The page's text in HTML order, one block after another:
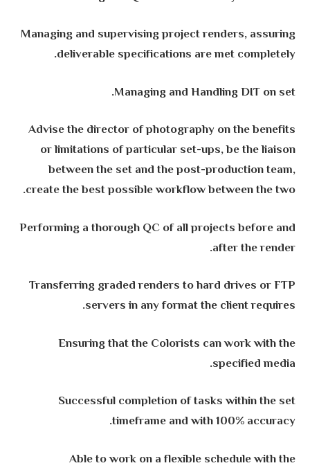
Managing and supervising project renders, assuring
deliverable specifications are met completely.
Managing and Handling DIT on set.
Advise the director of photography on the benefits
or limitations of particular set-ups, be the liaison
between the set and the post-production team,
create the best possible workflow between the two.
Performing a thorough QC of all projects before and
after the render.
Transferring graded renders to hard drives or FTP
servers in any format the client requires.
Ensuring that the Colorists can work with the
specified media.
Successful completion of tasks within the set
timeframe and with 100% accuracy.
Able to work on a flexible schedule with the